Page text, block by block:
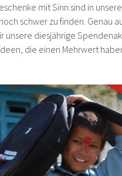
mit Sinn sind in
schwer zu finden. Genau
unsere diesjährige
die einen Mehrwert